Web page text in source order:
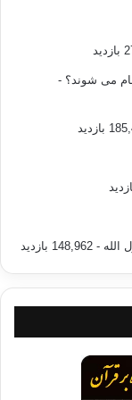
ويژه‌اي از آنان
است، و هرگاه
در قرآن نه تنها
آمده است، که هر
های بهشتی است.
کلمه‌ی «جنّت» که در آیات (73) سوره ی زمر، (30) سوره‌ی فصلّت،
به صورت عام مطرح
می شوند؟ -
- 148,962 بازدید